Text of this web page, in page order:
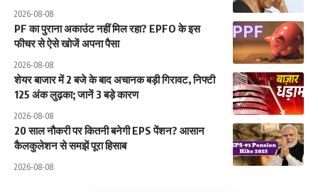
2026-08-08
PF का पुराना अकाउंट नहीं मिल रहा? EPFO के इस
फीचर से ऐसे खोजें अपना पैसा
2026-08-08
शेयर बाजार में 2 बजे के बाद अचानक बड़ी गिरावट, निफ्टी
125 अंक लुढ़का; जानें 3 बड़े कारण
2026-08-08
20 साल नौकरी पर कितनी बनेगी EPS पेंशन? आसान
कैलकुलेशन से समझें पूरा हिसाब
2026-08-08